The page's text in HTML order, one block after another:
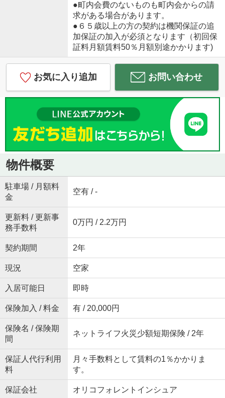
●町内会費のないものも町内会からの請
求がある場合があります。
●６５歳以上の方の契約は機関保証の追
加保証の加入が必須となります（初回保
証料月額賃料50％月額別途かかります)
お気に入り追加 お問い合わせ
物件概要
駐車場 / 月額料
金
空有 / -
更新料 / 更新事
務手数料
0万円 / 2.2万円
契約期間 2年
現況 空家
入居可能日 即時
保険加入 / 料金 有 / 20,000円
保険名 / 保険期
間
ネットライフ火災少額短期保険 / 2年
保証人代行利用
料
月々手数料として賃料の1％かかりま
す。
保証会社 オリコフォレントインシュア